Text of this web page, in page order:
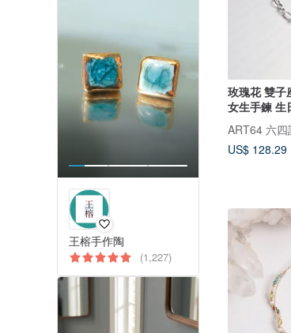
王榕手作陶
(1,227)
玫瑰花 雙子
女生手鍊 生
ART64 六
US$ 128.29